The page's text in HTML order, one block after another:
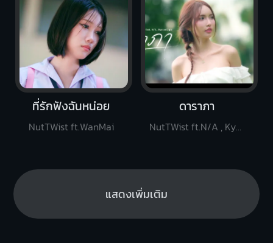
ที่รักฟังฉันหน่อย
NutTWist ft.WanMai
ดาราภา
NutTWist ft.N/A , KyutaeOppa
แสดงเพิ่มเติม